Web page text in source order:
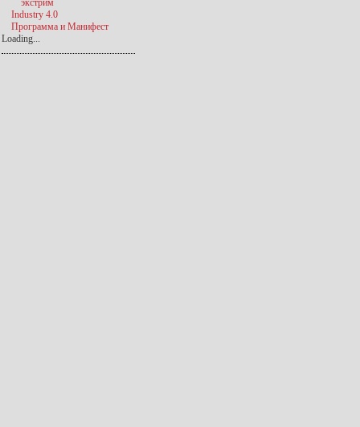
экстрим
Industry 4.0
Программа и Манифест
Loading...